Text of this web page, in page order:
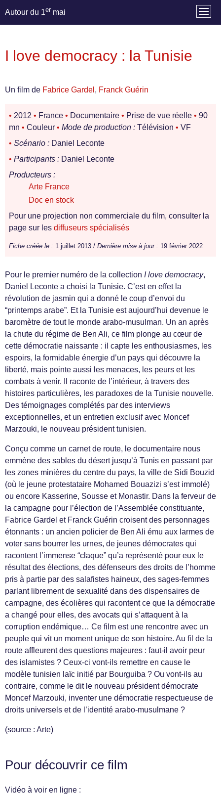
Autour du 1er mai
I love democracy : la Tunisie
Un film de Fabrice Gardel , Franck Guérin
• 2012 • France • Documentaire • Prise de vue réelle • 90
mn • Couleur • Mode de production : Télévision • VF
• Scénario : Daniel Leconte
• Participants : Daniel Leconte
Producteurs :
Arte France
Doc en stock
Pour une projection non commerciale du film, consulter la
page sur les diffuseurs spécialisés
Fiche créée le : 1 juillet 2013 / Dernière mise à jour : 19 février 2022
Pour le premier numéro de la collection I love democracy,
Daniel Leconte a choisi la Tunisie. C’est en effet la
révolution de jasmin qui a donné le coup d’envoi du
“printemps arabe”. Et la Tunisie est aujourd’hui devenue le
baromètre de tout le monde arabo-musulman. Un an après
la chute du régime de Ben Ali, ce film plonge au cœur de
cette démocratie naissante : il capte les enthousiasmes, les
espoirs, la formidable énergie d’un pays qui découvre la
liberté, mais pointe aussi les menaces, les peurs et les
combats à venir. Il raconte de l’intérieur, à travers des
histoires particulières, les paradoxes de la Tunisie nouvelle.
Des témoignages complétés par des interviews
exceptionnelles, et un entretien exclusif avec Moncef
Marzouki, le nouveau président tunisien.
Conçu comme un carnet de route, le documentaire nous
emmène des sables du désert jusqu’à Tunis en passant par
les zones minières du centre du pays, la ville de Sidi Bouzid
(où le jeune protestataire Mohamed Bouazizi s’est immolé)
ou encore Kasserine, Sousse et Monastir. Dans la ferveur de
la campagne pour l’élection de l’Assemblée constituante,
Fabrice Gardel et Franck Guérin croisent des personnages
étonnants : un ancien policier de Ben Ali ému aux larmes de
voter sans bourrer les urnes, de jeunes démocrates qui
racontent l’immense “claque” qu’a représenté pour eux le
résultat des élections, des défenseurs des droits de l’homme
pris à partie par des salafistes haineux, des sages-femmes
parlant librement de sexualité dans des dispensaires de
campagne, des écolières qui racontent ce que la démocratie
a changé pour elles, des avocats qui s’attaquent à la
corruption endémique… Ce film est une rencontre avec un
peuple qui vit un moment unique de son histoire. Au fil de la
route affleurent des questions majeures : faut-il avoir peur
des islamistes ? Ceux-ci vont-ils remettre en cause le
modèle tunisien laïc initié par Bourguiba ? Ou vont-ils au
contraire, comme le dit le nouveau président démocrate
Moncef Marzouki, inventer une démocratie respectueuse de
droits universels et de l’identité arabo-musulmane ?
(source : Arte)
Pour découvrir ce film
Vidéo à voir en ligne :